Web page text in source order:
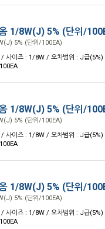
1/8W(J) 5% (단위/
5% (단위/100EA)
사이즈 : 1/8W / 오차범위 : J급(5%)
1/8W(J) 5% (단위/
5% (단위/100EA)
사이즈 : 1/8W / 오차범위 : J급(5%)
1/8W(J) 5% (단위/
5% (단위/100EA)
사이즈 : 1/8W / 오차범위 : J급(5%)